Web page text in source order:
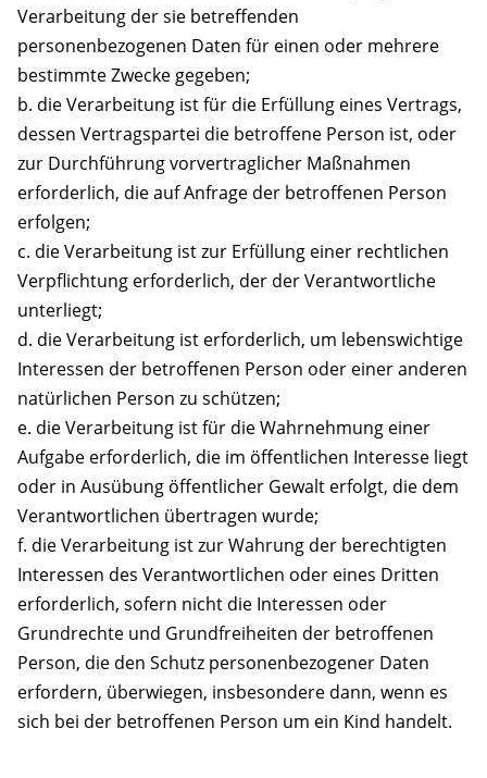
Verarbeitung der sie betreffenden
personenbezogenen Daten für einen oder mehrere
bestimmte Zwecke gegeben;
b. die Verarbeitung ist für die Erfüllung eines Vertrags,
dessen Vertragspartei die betroffene Person ist, oder
zur Durchführung vorvertraglicher Maßnahmen
erforderlich, die auf Anfrage der betroffenen Person
erfolgen;
c. die Verarbeitung ist zur Erfüllung einer rechtlichen
Verpflichtung erforderlich, der der Verantwortliche
unterliegt;
d. die Verarbeitung ist erforderlich, um lebenswichtige
Interessen der betroffenen Person oder einer anderen
natürlichen Person zu schützen;
e. die Verarbeitung ist für die Wahrnehmung einer
Aufgabe erforderlich, die im öffentlichen Interesse liegt
oder in Ausübung öffentlicher Gewalt erfolgt, die dem
Verantwortlichen übertragen wurde;
f. die Verarbeitung ist zur Wahrung der berechtigten
Interessen des Verantwortlichen oder eines Dritten
erforderlich, sofern nicht die Interessen oder
Grundrechte und Grundfreiheiten der betroffenen
Person, die den Schutz personenbezogener Daten
erfordern, überwiegen, insbesondere dann, wenn es
sich bei der betroffenen Person um ein Kind handelt.